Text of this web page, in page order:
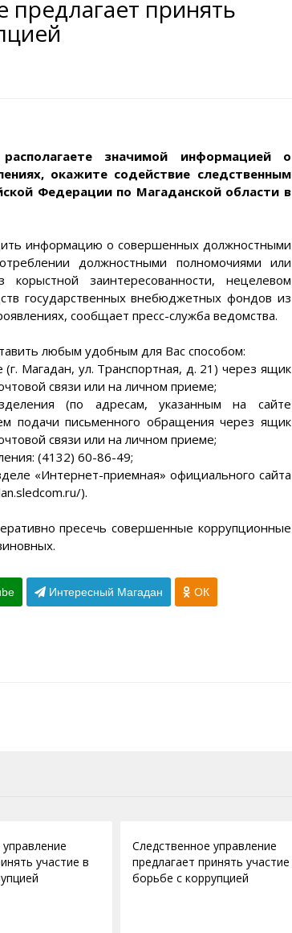
карта
Колыме
Кинохроника
школа
УМВД
Магадан в
предлагает принять
значимой информацией о
окажите содействие следственным
Федерации по Магаданской области в
информацию о совершенных должностными
должностными полномочиями или
заинтересованности, нецелевом
государственных внебюджетных фондов из
сообщает пресс-служба ведомства.
любым удобным для Вас способом:
Магадан, ул. Транспортная, д. 21) через ящик
связи или на личном приеме;
(по адресам, указанным на сайте
подачи письменного обращения через ящик
связи или на личном приеме;
(4132) 60-86-49;
«Интернет-приемная» официального сайта
).
пресечь совершенные коррупционные
Интересный Магадан ОК
участие в
Следственное управление
предлагает принять участие
борьбе с коррупцией